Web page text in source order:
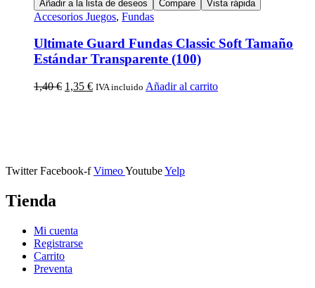
Añadir a la lista de deseos Compare Vista rápida
Accesorios Juegos, Fundas
Ultimate Guard Fundas Classic Soft Tamaño
Estándar Transparente (100)
1,40€ 1,35 € IVA incluido Añadir al carrito
Twitter Facebook-f VimeoYoutubeYelp
Tienda
Mi cuenta
Registrarse
Carrito
Preventa